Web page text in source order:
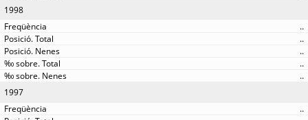
1998
..
..
..
..
..
1997
..